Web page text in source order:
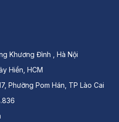
Khương Đình , Hà Nội
Hiền, HCM
Phường Pom Hán, TP Lào Cai